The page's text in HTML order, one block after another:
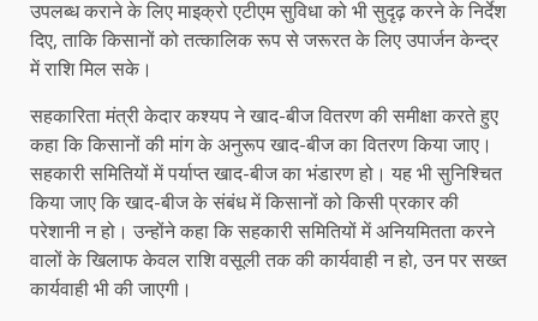
उपलब्ध कराने के लिए माइक्रो एटीएम सुविधा को भी सुदृढ़ करने के निर्देश
दिए, ताकि किसानों को तत्कालिक रूप से जरूरत के लिए उपार्जन केन्द्र
में राशि मिल सके।
सहकारिता मंत्री केदार कश्यप ने खाद-बीज वितरण की समीक्षा करते हुए
कहा कि किसानों की मांग के अनुरूप खाद-बीज का वितरण किया जाए।
सहकारी समितियों में पर्याप्त खाद-बीज का भंडारण हो। यह भी सुनिश्चित
किया जाए कि खाद-बीज के संबंध में किसानों को किसी प्रकार की
परेशानी न हो। उन्होंने कहा कि सहकारी समितियों में अनियमितता करने
वालों के खिलाफ केवल राशि वसूली तक की कार्यवाही न हो, उन पर सख्त
कार्यवाही भी की जाएगी।